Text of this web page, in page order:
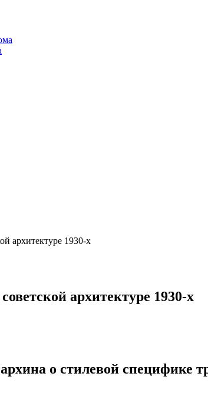
архитектуре 1930-х
архитектуре 1930-х
о стилевой специфике